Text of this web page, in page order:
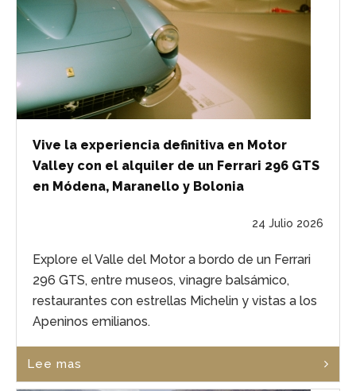
Vive la experiencia definitiva en Motor
Valley con el alquiler de un Ferrari 296 GTS
en Módena, Maranello y Bolonia
24 Julio 2026
Explore el Valle del Motor a bordo de un Ferrari
296 GTS, entre museos, vinagre balsámico,
restaurantes con estrellas Michelin y vistas a los
Apeninos emilianos.
Lee mas